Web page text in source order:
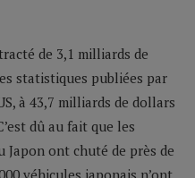
de 3,1 milliards de
statistiques publiées par
à 43,7 milliards de dollars
dû au fait que les
ont chuté de près de
véhicules japonais n’ont